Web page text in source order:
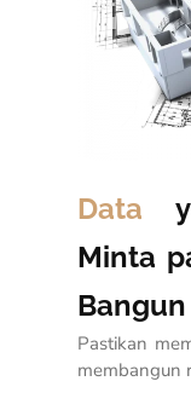
Data
Minta
Pastikan
membangun